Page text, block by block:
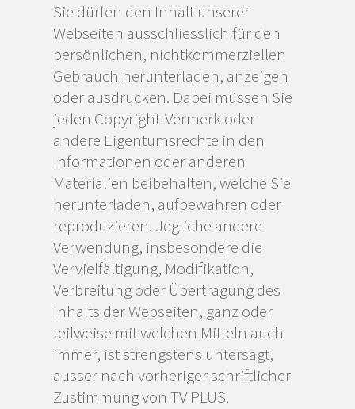
Sie dürfen den Inhalt unserer
Webseiten ausschliesslich für den
persönlichen, nichtkommerziellen
Gebrauch herunterladen, anzeigen
oder ausdrucken. Dabei müssen Sie
jeden Copyright-Vermerk oder
andere Eigentumsrechte in den
Informationen oder anderen
Materialien beibehalten, welche Sie
herunterladen, aufbewahren oder
reproduzieren. Jegliche andere
Verwendung, insbesondere die
Vervielfältigung, Modifikation,
Verbreitung oder Übertragung des
Inhalts der Webseiten, ganz oder
teilweise mit welchen Mitteln auch
immer, ist strengstens untersagt,
ausser nach vorheriger schriftlicher
Zustimmung von TV PLUS.